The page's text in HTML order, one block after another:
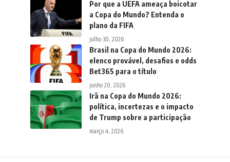
Por que a UEFA ameaça boicotar
a Copa do Mundo? Entenda o
plano da FIFA
julho 30, 2026
Brasil na Copa do Mundo 2026:
elenco provável, desafios e odds
Bet365 para o título
junho 20, 2026
Irã na Copa do Mundo 2026:
política, incertezas e o impacto
de Trump sobre a participação
março 4, 2026